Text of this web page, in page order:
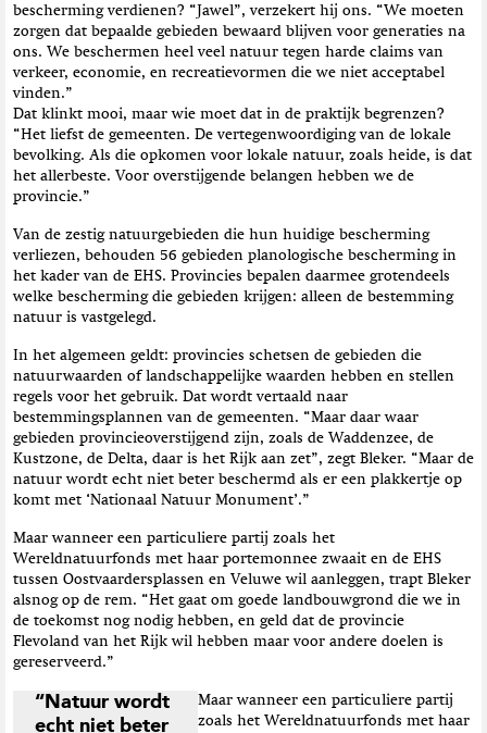
bescherming verdienen? “Jawel”, verzekert hij ons. “We moeten
zorgen dat bepaalde gebieden bewaard blijven voor generaties na
ons. We beschermen heel veel natuur tegen harde claims van
verkeer, economie, en recreatievormen die we niet acceptabel
vinden.”
Dat klinkt mooi, maar wie moet dat in de praktijk begrenzen?
“Het liefst de gemeenten. De vertegenwoordiging van de lokale
bevolking. Als die opkomen voor lokale natuur, zoals heide, is dat
het allerbeste. Voor overstijgende belangen hebben we de
provincie.”
Van de zestig natuurgebieden die hun huidige bescherming
verliezen, behouden 56 gebieden planologische bescherming in
het kader van de EHS. Provincies bepalen daarmee grotendeels
welke bescherming die gebieden krijgen: alleen de bestemming
natuur is vastgelegd.
In het algemeen geldt: provincies schetsen de gebieden die
natuurwaarden of landschappelijke waarden hebben en stellen
regels voor het gebruik. Dat wordt vertaald naar
bestemmingsplannen van de gemeenten. “Maar daar waar
gebieden provincieoverstijgend zijn, zoals de Waddenzee, de
Kustzone, de Delta, daar is het Rijk aan zet”, zegt Bleker. “Maar de
natuur wordt echt niet beter beschermd als er een plakkertje op
komt met ‘Nationaal Natuur Monument’.”
Maar wanneer een particuliere partij zoals het
Wereldnatuurfonds met haar portemonnee zwaait en de EHS
tussen Oostvaardersplassen en Veluwe wil aanleggen, trapt Bleker
alsnog op de rem. “Het gaat om goede landbouwgrond die we in
de toekomst nog nodig hebben, en geld dat de provincie
Flevoland van het Rijk wil hebben maar voor andere doelen is
gereserveerd.”
“Natuur wordt
echt niet beter
Maar wanneer een particuliere partij
zoals het Wereldnatuurfonds met haar